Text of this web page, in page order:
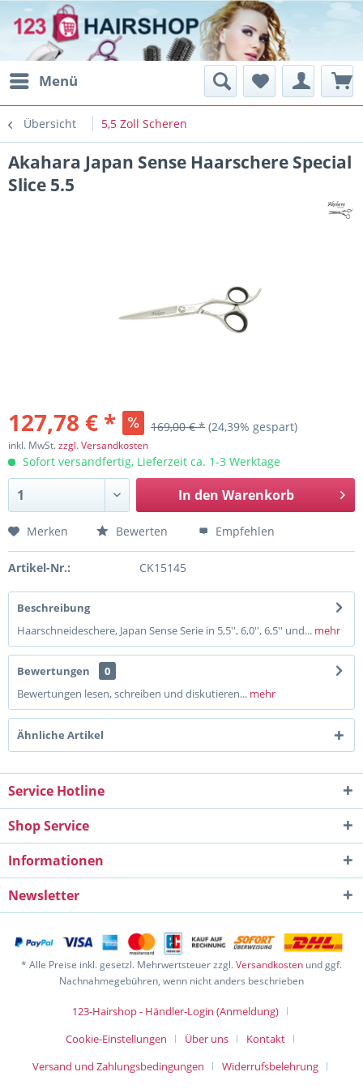
Menü
Übersicht 5,5 Zoll Scheren
Akahara Japan Sense Haarschere Special
Slice 5.5
127,78 € * 169,00 € * (24,39% gespart)
inkl. MwSt.zzgl. Versandkosten
Sofort versandfertig, Lieferzeit ca. 1-3 Werktage
In den Warenkorb
Merken Bewerten Empfehlen
Artikel-Nr.: CK15145
Beschreibung
Haarschneideschere, Japan Sense Serie in 5,5'', 6,0'', 6,5'' und... mehr
Bewertungen
0
Bewertungen lesen, schreiben und diskutieren... mehr
Ähnliche Artikel
Service Hotline
Shop Service
Informationen
Newsletter
* Alle Preise inkl. gesetzl. Mehrwertsteuer zzgl.Versandkosten und ggf.
Nachnahmegebühren, wenn nicht anders beschrieben
123-Hairshop - Händler-Login (Anmeldung)
Cookie-Einstellungen
Über uns
Kontakt
Versand und Zahlungsbedingungen
Widerrufsbelehrung